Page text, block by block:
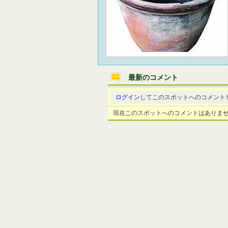
最新のコメント
ログイン してこのスポットへのコメント
現在このスポットへのコメントはありませ